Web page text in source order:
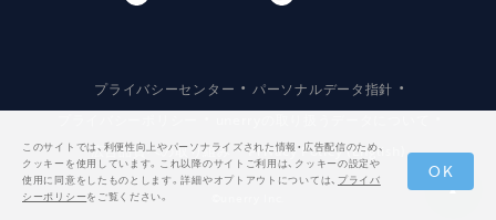
プライバシーセンター ・ パーソナルデータ指針 ・
広告品質への取り組み ・ Privacy Policy (English)
このサイトでは、利便性向上やパーソナライズされた情報・広告配信のため、
クッキーを使用しています。これ以降のサイトご利用は、クッキーの設定や
使用に同意をしたものとします。詳細やオプトアウトについては、 プライバ
シーポリシーをご覧ください。
OK